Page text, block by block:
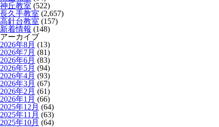
神丘教室 (522)
長久手教室 (2,657)
高針台教室 (157)
新着情報 (148)
アーカイブ
2026年8月 (13)
2026年7月 (81)
2026年6月 (83)
2026年5月 (94)
2026年4月 (93)
2026年3月 (67)
2026年2月 (61)
2026年1月 (66)
2025年12月 (64)
2025年11月 (63)
2025年10月 (64)